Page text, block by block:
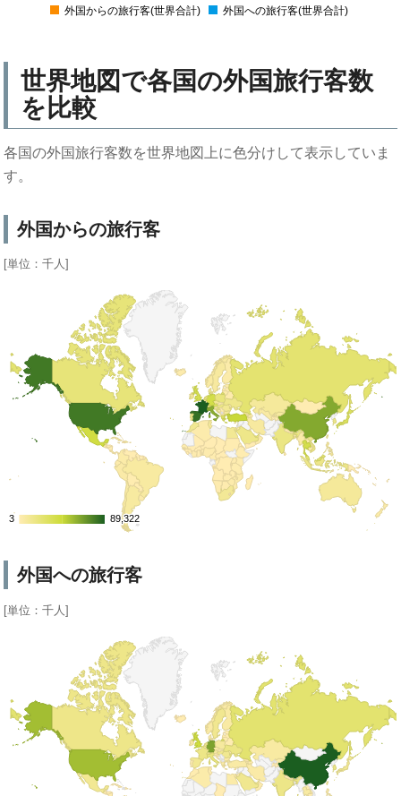
外国からの旅行客(世界合計) 外国への旅行客(世界合計)
世界地図で各国の外国旅行客数
を比較
各国の外国旅行客数を世界地図上に色分けして表示していま
す。
外国からの旅行客
[単位：千人]
3
3 89,322
89,322
外国への旅行客
[単位：千人]